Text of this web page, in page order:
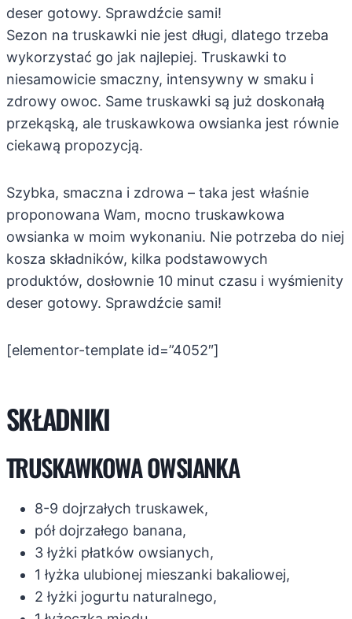
deser gotowy. Sprawdźcie sami!
Sezon na truskawki nie jest długi, dlatego trzeba
wykorzystać go jak najlepiej. Truskawki to
niesamowicie smaczny, intensywny w smaku i
zdrowy owoc. Same truskawki są już doskonałą
przekąską, ale truskawkowa owsianka jest równie
ciekawą propozycją.
Szybka, smaczna i zdrowa – taka jest właśnie
proponowana Wam, mocno truskawkowa
owsianka w moim wykonaniu. Nie potrzeba do niej
kosza składników, kilka podstawowych
produktów, dosłownie 10 minut czasu i wyśmienity
deser gotowy. Sprawdźcie sami!
[elementor-template id=”4052″]
SKŁADNIKI
TRUSKAWKOWA OWSIANKA
8-9 dojrzałych truskawek,
pół dojrzałego banana,
3 łyżki płatków owsianych,
1 łyżka ulubionej mieszanki bakaliowej,
2 łyżki jogurtu naturalnego,